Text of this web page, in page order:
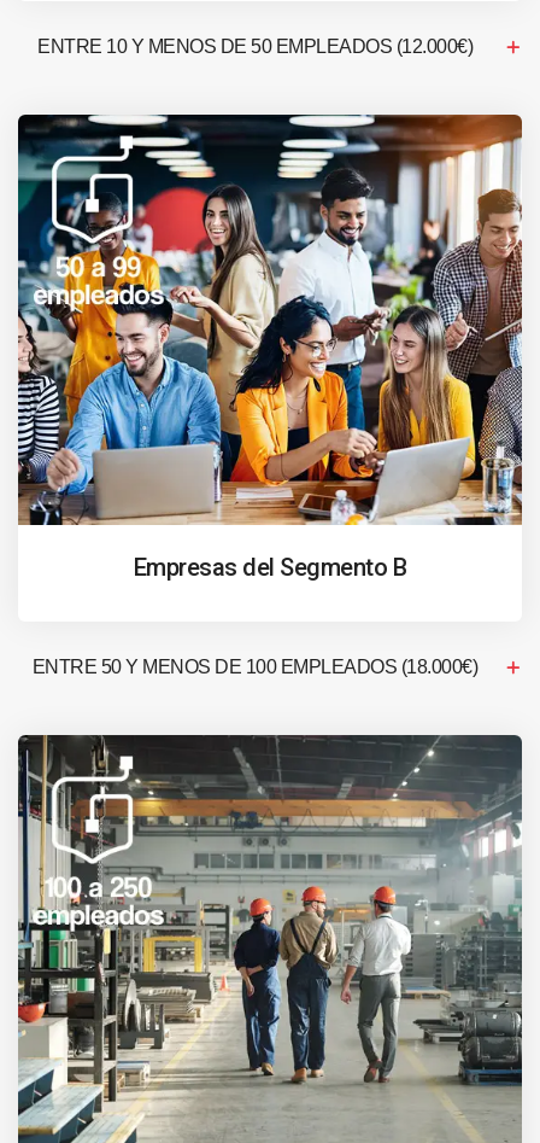
ENTRE 10 Y MENOS DE 50 EMPLEADOS (12.000€)
Empresas del Segmento B
ENTRE 50 Y MENOS DE 100 EMPLEADOS (18.000€)